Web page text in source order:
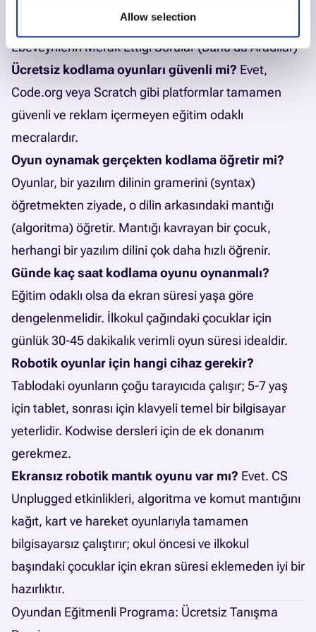
Allow selection
doğal bir devam adımıdır.
Ebeveynlerin Merak Ettiği Sorular (Bunu da Aradılar)
Ücretsiz kodlama oyunları güvenli mi? Evet,
Code.org veya Scratch gibi platformlar tamamen
güvenli ve reklam içermeyen eğitim odaklı
mecralardır.
Oyun oynamak gerçekten kodlama öğretir mi?
Oyunlar, bir yazılım dilinin gramerini (syntax)
öğretmekten ziyade, o dilin arkasındaki mantığı
(algoritma) öğretir. Mantığı kavrayan bir çocuk,
herhangi bir yazılım dilini çok daha hızlı öğrenir.
Günde kaç saat kodlama oyunu oynanmalı?
Eğitim odaklı olsa da ekran süresi yaşa göre
dengelenmelidir. İlkokul çağındaki çocuklar için
günlük 30-45 dakikalık verimli oyun süresi idealdir.
Robotik oyunlar için hangi cihaz gerekir?
Tablodaki oyunların çoğu tarayıcıda çalışır; 5-7 yaş
için tablet, sonrası için klavyeli temel bir bilgisayar
yeterlidir. Kodwise dersleri için de ek donanım
gerekmez.
Ekransız robotik mantık oyunu var mı? Evet. CS
Unplugged etkinlikleri, algoritma ve komut mantığını
kağıt, kart ve hareket oyunlarıyla tamamen
bilgisayarsız çalıştırır; okul öncesi ve ilkokul
başındaki çocuklar için ekran süresi eklemeden iyi bir
hazırlıktır.
Oyundan Eğitmenli Programa: Ücretsiz Tanışma